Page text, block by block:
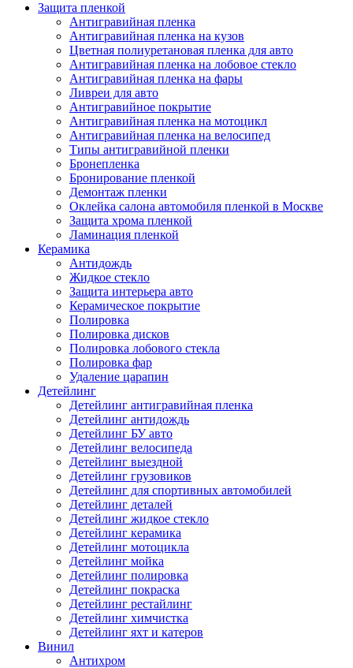
Защита пленкой
Антигравийная пленка
Антигравийная пленка на кузов
Цветная полиуретановая пленка для авто
Антигравийная пленка на лобовое стекло
Антигравийная пленка на фары
Ливреи для авто
Антигравийное покрытие
Антигравийная пленка на мотоцикл
Антигравийная пленка на велосипед
Типы антигравийной пленки
Бронепленка
Бронирование пленкой
Демонтаж пленки
Оклейка салона автомобиля пленкой в Москве
Защита хрома пленкой
Ламинация пленкой
Керамика
Антидождь
Жидкое стекло
Защита интерьера авто
Керамическое покрытие
Полировка
Полировка дисков
Полировка лобового стекла
Полировка фар
Удаление царапин
Детейлинг
Детейлинг антигравийная пленка
Детейлинг антидождь
Детейлинг БУ авто
Детейлинг велосипеда
Детейлинг выездной
Детейлинг грузовиков
Детейлинг для спортивных автомобилей
Детейлинг деталей
Детейлинг жидкое стекло
Детейлинг керамика
Детейлинг мотоцикла
Детейлинг мойка
Детейлинг полировка
Детейлинг покраска
Детейлинг рестайлинг
Детейлинг химчистка
Детейлинг яхт и катеров
Винил
Антихром